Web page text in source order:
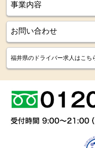
事業内容
お問い合わせ
福井県のドライバー求人はこち